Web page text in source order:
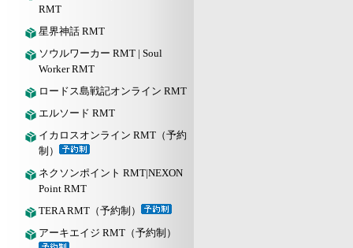
RMT
星界神話 RMT
ソウルワーカー RMT | Soul
Worker RMT
ロードス島戦記オンライン RMT
エルソード RMT
イカロスオンライン RMT（予約
制）
ネクソンポイント RMT|NEXON
Point RMT
TERA RMT（予約制）
アーキエイジ RMT（予約制）